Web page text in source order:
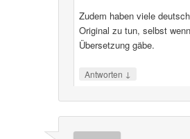
Zudem haben viele
Original zu tun, selbst
Übersetzung gäbe.
Antworten ↓